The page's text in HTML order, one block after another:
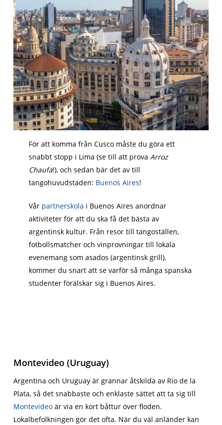
För att komma från Cusco måste du göra ett
snabbt stopp i Lima (se till att provaArroz
Chaufa!), och sedan bär det av till
tangohuvudstaden: Buenos Aires!
Vår partnerskola i Buenos Aires anordnar
aktiviteter för att du ska få det bästa av
argentinsk kultur. Från resor till tangoställen,
fotbollsmatcher och vinprovningar till lokala
evenemang som asados (argentinsk grill),
kommer du snart att se varför så många spanska
studenter förälskar sig i Buenos Aires.
Montevideo (Uruguay)
Argentina och Uruguay är grannar åtskilda av Rio de la
Plata, så det snabbaste och enklaste sättet att ta sig till
Montevideoär via en kort båttur över floden.
Lokalbefolkningen gör det ofta. När du väl anländer kan